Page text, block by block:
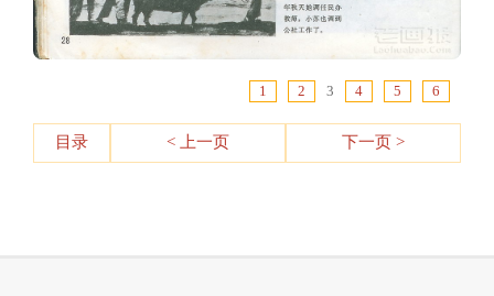
1 2 3 4 5 6
目录 < 上一页 下一页 >